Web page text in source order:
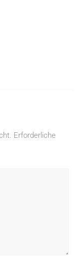
Erforderliche